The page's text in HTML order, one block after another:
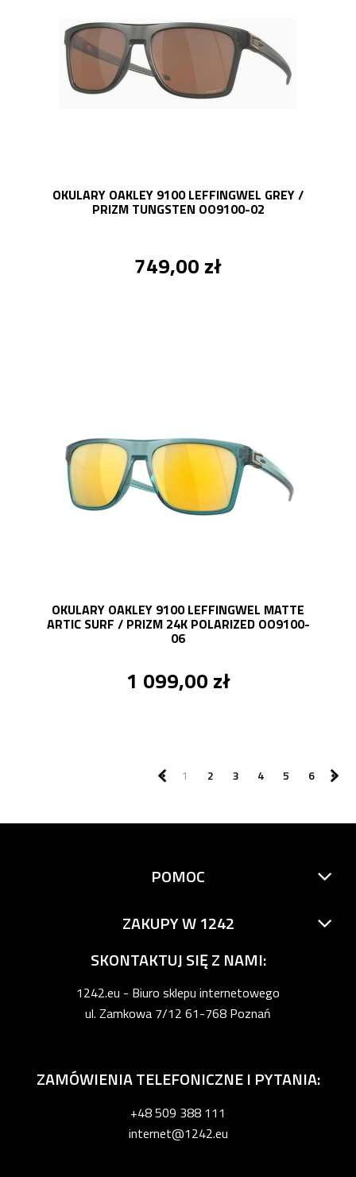
OKULARY OAKLEY 9100 LEFFINGWEL GREY /
PRIZM TUNGSTEN OO9100-02
749,00 zł
OKULARY OAKLEY 9100 LEFFINGWEL MATTE
ARTIC SURF / PRIZM 24K POLARIZED OO9100-
06
1 099,00 zł
1 2 3 4 5 6
POMOC
ZAKUPY W 1242
SKONTAKTUJ SIĘ Z NAMI:
1242.eu - Biuro sklepu internetowego
ul. Zamkowa 7/12 61-768 Poznań
ZAMÓWIENIA TELEFONICZNE I PYTANIA:
+48 509 388 111
internet@1242.eu